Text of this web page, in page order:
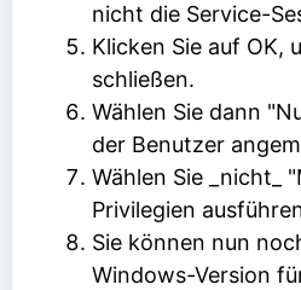
nicht die Service-
Klicken Sie auf OK,
schließen.
Wählen Sie dann
der Benutzer
Wählen Sie _nicht_
Privilegien
Sie können nun
Windows-Version